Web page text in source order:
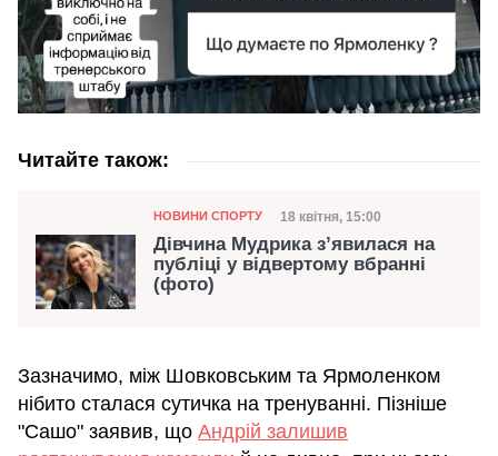
Читайте також:
Категорія
НОВИНИ СПОРТУ Дата публікації
18 квітня, 15:00
Дівчина Мудрика з’явилася на
публіці у відвертому вбранні
(фото)
Зазначимо, між Шовковським та Ярмоленком
нібито сталася сутичка на тренуванні. Пізніше
"Сашо" заявив, що Андрій залишив